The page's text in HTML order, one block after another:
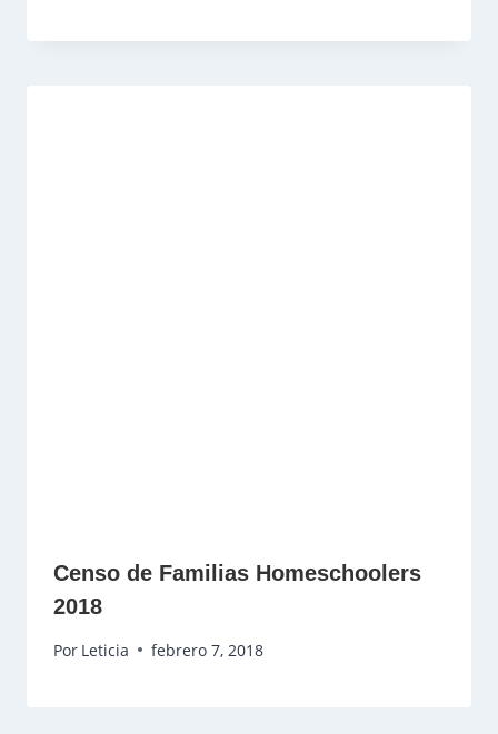
Censo de Familias Homeschoolers
2018
Por Leticia febrero 7, 2018